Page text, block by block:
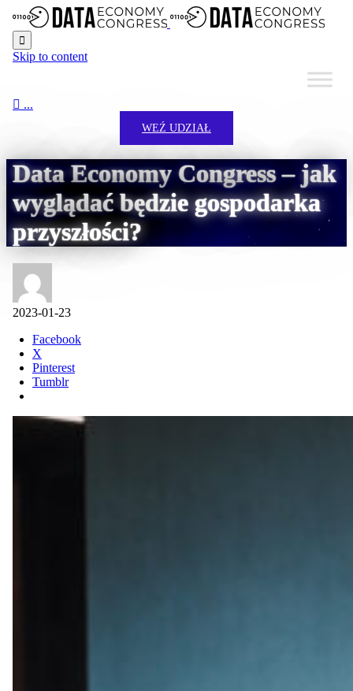

Skip to content
 ...
WEŹ UDZIAŁ
Data Economy Congress – jak
wyglądać będzie gospodarka
przyszłości?
2023-01-23
Facebook
X
Pinterest
Tumblr